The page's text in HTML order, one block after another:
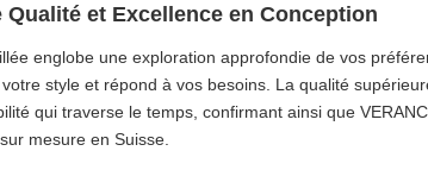
Qualité et Excellence en Conception
englobe une exploration approfondie de vos
style et répond à vos besoins. La qualité
qui traverse le temps, confirmant ainsi que
mesure en Suisse.